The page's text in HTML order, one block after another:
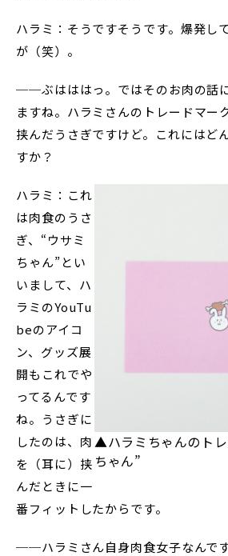
ハラミ：そうですそうです。爆発し
が（笑）。
──ぶはははっ。ではそのお肉の話
ますね。ハラミさんのトレードマー
挟んだうさぎですけど。これにはど
すか？
▲ハラミちゃんのト
ちゃん”
ハラミ：これ
は肉食のうさ
ぎ、“ウサミ
ちゃん”とい
いまして、ハ
ラミのYouTu
beのアイコ
ン、グッズ展
開もこれでや
ってるんです
ね。うさぎに
したのは、肉
を（耳に）挟
んだときに一
番フィットしたからです。
──ハラミさん自身肉食女子なんで